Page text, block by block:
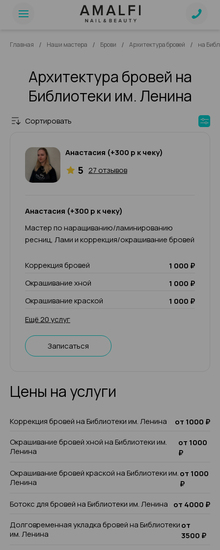
Главная / Наши мастера / Брови / Архитектура бровей / на
Архитектура бровей на
Библиотеки им. Ленина
Сортировать
Анастасия (+300 р к чеку)
5 27 отзывов
Анастасия (+300 р к чеку)
Мастер по наращиванию/ламинированию
ресниц, Лами и коррекция/окрашивание бровей
Коррекция бровей
1 000 ₽
Окрашивание хной
1 000 ₽
Окрашивание краской
1 000 ₽
Ещё 20 услуг
Записаться
Цены на услуги
Коррекция бровей на Библиотеки им. Ленина
от 1000 ₽
Окрашивание бровей хной на Библиотеки им.
Ленина
от 1000
₽
Окрашивание бровей краской на Библиотеки им.
Ленина
от 1000
₽
Ботокс для бровей на Библиотеки им. Ленина
от 4000 ₽
Долговременная укладка бровей на Библиотеки
им. Ленина
от
3500 ₽